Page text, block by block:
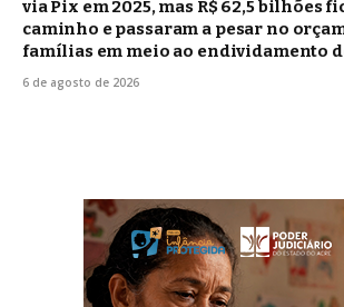
via Pix em 2025, mas R$ 62,5 bilhões
caminho e passaram a pesar no
famílias em meio ao endividamento
6 de agosto de 2026